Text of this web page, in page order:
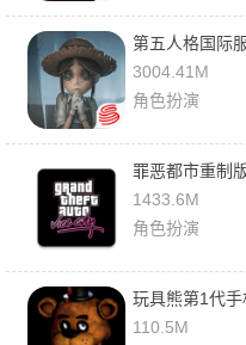
第五人格国际
3004.41M
角色扮演
罪恶都市重制
1433.6M
角色扮演
玩具熊第1代
110.5M